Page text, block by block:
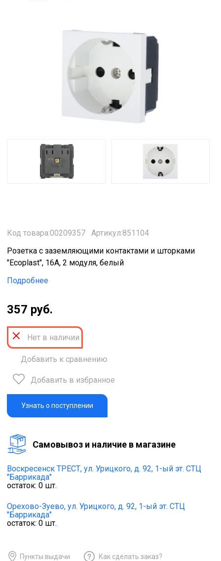
Код товара:00209357
Артикул:851104
Розетка с заземляющими контактами и шторками
"Ecoplast", 16А, 2 модуля, белый
Подробнее
357 руб.
Нет в наличии
Добавить к сравнению
Добавить в избранное
Узнать о поступлении
Cамовывоз и наличие в магазине
Воскресенск ТРЕСТ, ул. Урицкого, д. 92, 1-ый эт. СТЦ
"Баррикада"
остаток: 0 шт.
Орехово-Зуево, ул. Урицкого, д. 92, 1-ый эт. СТЦ
"Баррикада"
остаток: 0 шт.
Пункты выдачи Как сделать заказ?